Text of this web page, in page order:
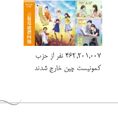
462,201,007 نفر از حزب
کمونیست چین خارج شدند